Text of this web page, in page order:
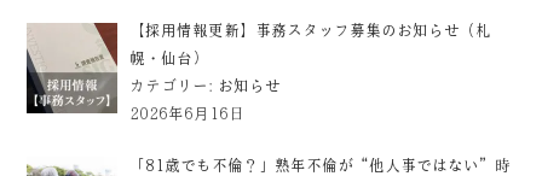
【採用情報更新】事務スタッフ募集のお知らせ（札
幌・仙台）
カテゴリー: お知らせ
2026年6月16日
「81歳でも不倫？」熟年不倫が“他人事ではない”時